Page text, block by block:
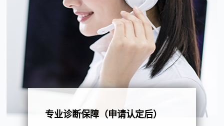
专业诊断保障（申请认定后）